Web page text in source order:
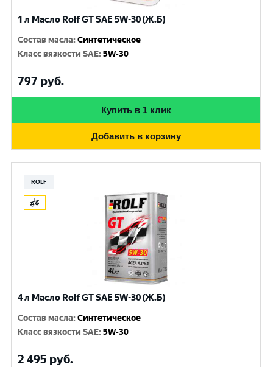
1 л Масло Rolf GT SAE 5W-30 (Ж.Б)
Состав масла:Синтетическое
Класс вязкости SAE:5W-30
797 руб.
Купить в 1 клик
Добавить в корзину
ROLF
4 л Масло Rolf GT SAE 5W-30 (Ж.Б)
Состав масла:Синтетическое
Класс вязкости SAE:5W-30
2 495 руб.